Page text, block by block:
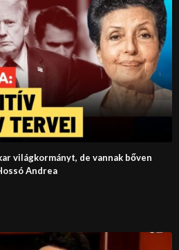
világkormányt, de vannak bőven
Andrea